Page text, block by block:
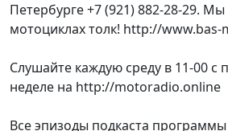
Петербурге +7 (921) 882-28-29.
мотоциклах толк! http://www.bas-
Слушайте каждую среду в 11-00 с
неделе на http://motoradio.online
Все эпизоды подкаста